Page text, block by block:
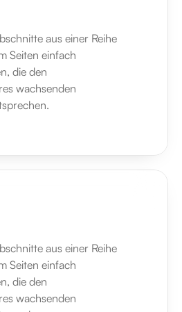
aus einer Reihe
Seiten einfach
die den
wachsenden
aus einer Reihe
Seiten einfach
die den
wachsenden